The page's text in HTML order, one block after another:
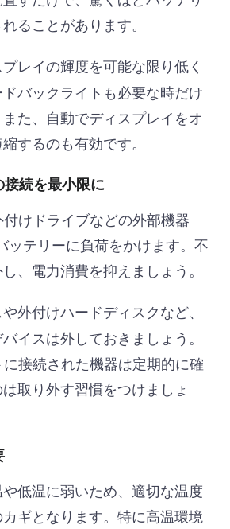
ることがあります。
プレイの輝度を可能な限り低く
バックライトも必要な時だけ
た、自動でディスプレイをオ
するのも有効です。
続を最小限に
けドライブなどの外部機器
ッテリーに負荷をかけます。不
、電力消費を抑えましょう。
や外付けハードディスクなど、
イスは外しておきましょう。
接続された機器は定期的に確
取り外す習慣をつけましょ
低温に弱いため、適切な温度
ギとなります。特に高温環境